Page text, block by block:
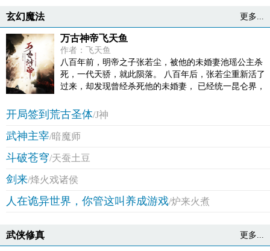
成仙不出山，奈何魔门凶险异常，遍地都是人材。第一
又遭师兄毒手。第三世，第四世…… 直到百世之后，再
回首，吕阳才发现自己已经成为了一代魔道巨擘，初圣
宗里最畜生的那一个。 “魔门个个都是人材，说话又好
听。” “我超喜欢这里的！”
玄幻魔法 更多...
万古神帝飞天鱼
作者：飞天鱼
八百年前，明帝之子张若尘，被他的未婚妻池瑶公主杀
死，一代天骄，就此陨落。 八百年后，张若尘重新活了
过来，却发现曾经杀死他的未婚妻， 已经统一昆仑界，
统御天下，威临八方；青春永驻，不死不灭。 张若尘站
在诸皇祠堂外，望着池瑶女皇的神像，心中燃烧起熊熊
的仇恨烈焰，“待我重修十三年，敢叫女皇下黄泉”。
下。
开局签到荒古圣体/J神
武神主宰/暗魔师
斗破苍穹/天蚕土豆
剑来/烽火戏诸侯
人在诡异世界，你管这叫养成游戏/炉来火煮
武侠修真 更多...